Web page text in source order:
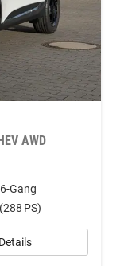
AWD
Gang
PS)
Details